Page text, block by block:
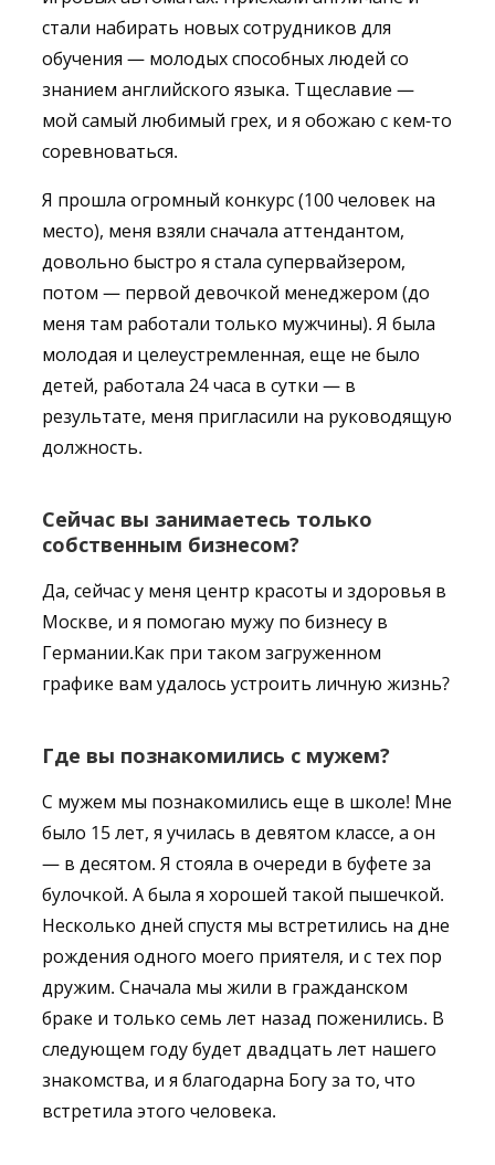
стали набирать новых сотрудников для
обучения — молодых способных людей со
знанием английского языка. Тщеславие —
мой самый любимый грех, и я обожаю с кем-то
соревноваться.
Я прошла огромный конкурс (100 человек на
место), меня взяли сначала аттендантом,
довольно быстро я стала супервайзером,
потом — первой девочкой менеджером (до
меня там работали только мужчины). Я была
молодая и целеустремленная, еще не было
детей, работала 24 часа в сутки — в
результате, меня пригласили на руководящую
должность.
Сейчас вы занимаетесь только
собственным бизнесом?
Да, сейчас у меня центр красоты и здоровья в
Москве, и я помогаю мужу по бизнесу в
Германии.Как при таком загруженном
графике вам удалось устроить личную жизнь?
Где вы познакомились с мужем?
С мужем мы познакомились еще в школе! Мне
было 15 лет, я училась в девятом классе, а он
— в десятом. Я стояла в очереди в буфете за
булочкой. А была я хорошей такой пышечкой.
Несколько дней спустя мы встретились на дне
рождения одного моего приятеля, и с тех пор
дружим. Сначала мы жили в гражданском
браке и только семь лет назад поженились. В
следующем году будет двадцать лет нашего
знакомства, и я благодарна Богу за то, что
встретила этого человека.